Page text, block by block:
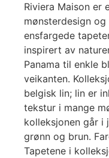
Riviera Maison er
mønsterdesign
ensfargede
inspirert av
Panama til enkle
veikanten.
belgisk lin; lin er
tekstur i mange
kolleksjonen går
grønn og brun.
Tapetene i